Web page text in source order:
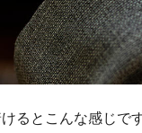
るとこんな感じで